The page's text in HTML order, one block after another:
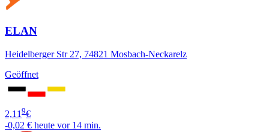
ELAN
Heidelberger Str 27, 74821 Mosbach-Neckarelz
Geöffnet
2,119€
-0,02 € heute vor 14 min.